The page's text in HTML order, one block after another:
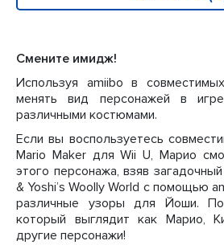
Смените имидж!
Используя amiibo в
менять вид персонажей в
различными костюмами.
Если вы воспользуетесь
Mario Maker для Wii U, Марио
этого персонажа, взяв
& Yoshi’s Woolly World с помощью
различные узоры для Йоши.
который выглядит как Марио,
другие персонажи!